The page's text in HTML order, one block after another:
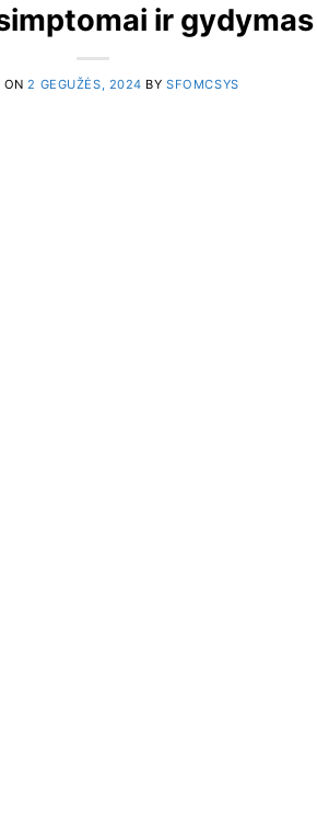
ir gydymas
ON 2 GEGUŽĖS, 2024 BYSFOMCSYS